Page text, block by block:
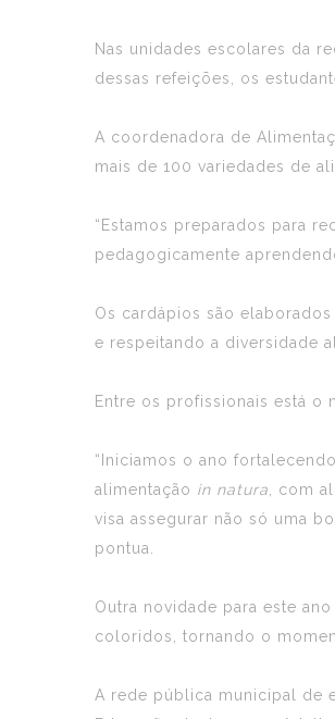
Nas unidades escolares da
dessas refeições, os
A coordenadora de
mais de 100 variedades de
“Estamos preparados para
pedagogicamente
Os cardápios são
e respeitando a diversidade
Entre os profissionais está o
“Iniciamos o ano
alimentação in natura , com
visa assegurar não só uma
pontua.
Outra novidade para este
coloridos, tornando o
A rede pública municipal de